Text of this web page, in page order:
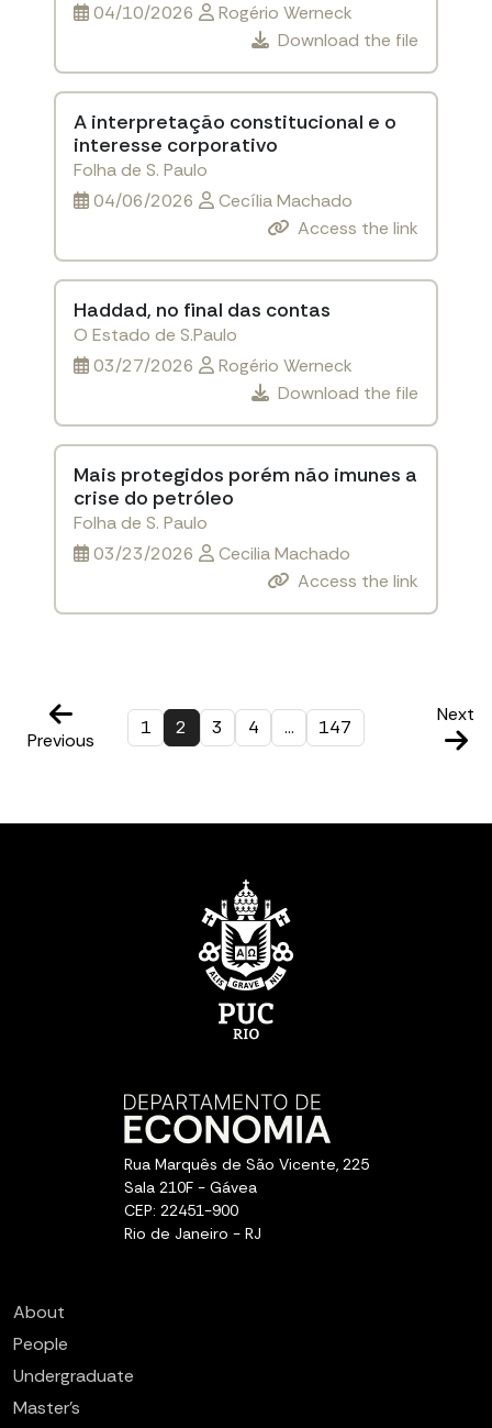
04/10/2026
Rogério Werneck
Download the file
A interpretação constitucional e o
interesse corporativo
Folha de S. Paulo
04/06/2026
Cecília Machado
Access the link
Haddad, no final das contas
O Estado de S.Paulo
03/27/2026
Rogério Werneck
Download the file
Mais protegidos porém não imunes a
crise do petróleo
Folha de S. Paulo
03/23/2026
Cecilia Machado
Access the link
Previous
1 2 3 4 … 147
Next
Rua Marquês de São Vicente, 225
Sala 210F - Gávea
CEP: 22451-900
Rio de Janeiro - RJ
About
People
Undergraduate
Master’s